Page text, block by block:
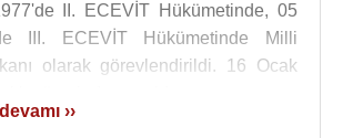
II. ECEVİT Hükümetinde, 05
III. ECEVİT Hükümetinde Milli
olarak görevlendirildi. 16 Ocak
››